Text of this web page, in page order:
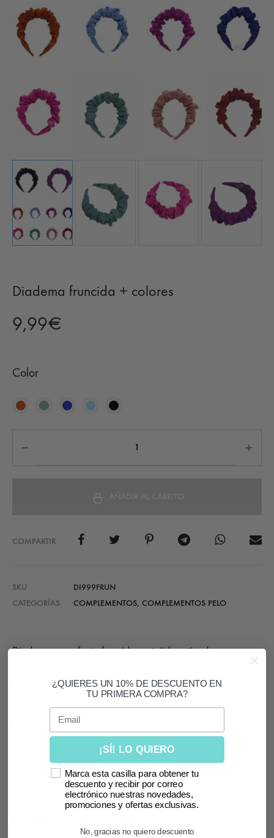
Diadema fruncida + colores
9,99€
Color
COMPARTIR
SKU
DI999FRUN
CATEGORÍAS
COMPLEMENTOS, COMPLEMENTOS PELO
Diadema con efecto fruncido en tejido satinado.
Colores: verde empolvado, caldera, azul, celeste y negro
Medida aproximada: ancho 5 cm.
*El color puede variar en función de la luz de la foto.
¿QUIERES UN 10% DE DESCUENTO EN
TU PRIMERA COMPRA?
Email
¡SÍ! LO QUIERO
Marca esta casilla para obtener tu
descuento y recibir por correo
electrónico nuestras novedades,
promociones y ofertas exclusivas.
No, gracias no quiero descuento